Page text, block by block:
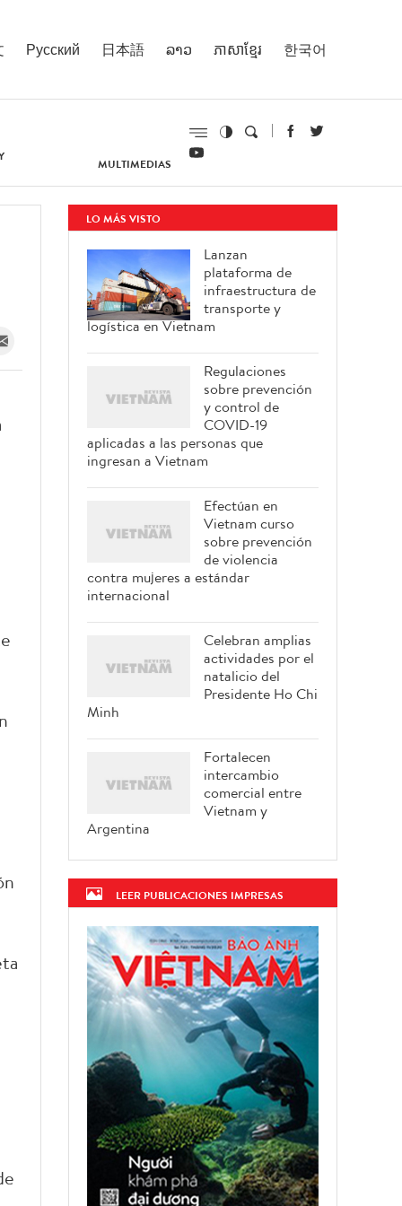
Русский 日本語 ລາວ ភាសាខ្មែរ 한국어
MULTIMEDIAS
LO MÁS VISTO
Lanzan
plataforma de
infraestructura de
transporte y
logística en Vietnam
Regulaciones
sobre prevención
y control de
COVID-19
aplicadas a las personas que
ingresan a Vietnam
Efectúan en
Vietnam curso
sobre prevención
de violencia
contra mujeres a estándar
internacional
Celebran amplias
actividades por el
natalicio del
Presidente Ho Chi
Minh
Fortalecen
intercambio
comercial entre
Vietnam y
Argentina
LEER PUBLICACIONES IMPRESAS